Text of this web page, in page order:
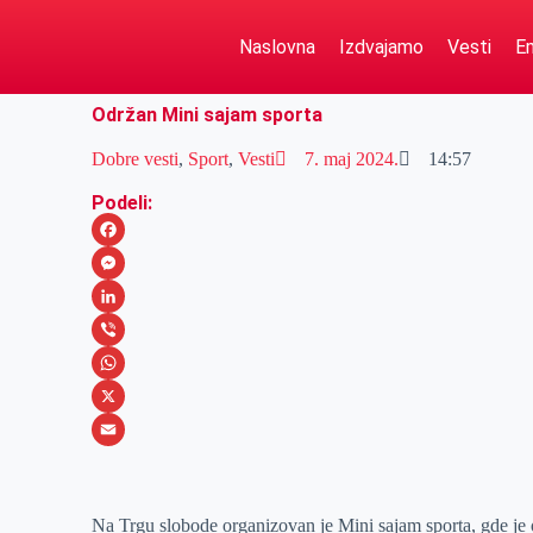
Naslovna Izdvajamo Vesti
Održan Mini sajam sporta
Dobre vesti, Sport,Vesti 7. maj 2024. 14:57
Podeli:
F
a
c
e
b
o
M
e
s
s
e
e
L
i
n
k
I
V
i
b
W
h
s
X
a
Na Trgu slobode organizovan je Mini sajam sporta, gde